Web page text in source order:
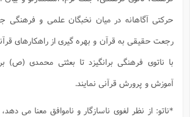
حرکتی آگاهانه در میان نخبگان علمی و فرهنگی
رجعت حقیقی به قرآن و بهره گیری از راهکارهای
با ناتوی فرهنگی برانگیزد تا بعثتی محمدی (ص)
آموزش و پرورش قرآنی نمایند.
*ناتو: از نظر لغوی ناسازگار و ناموافق معنا می دهد،